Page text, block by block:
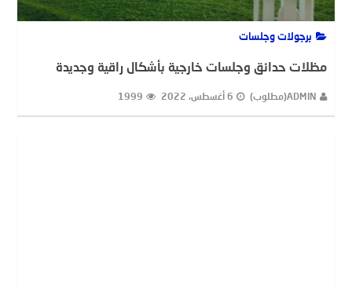
برجولات وجلسات
مظلات حدائق وجلسات خارجية بأشكال راقية وجديدة
ADMIN(مطلوب) 6 أغسطس، 2022 1999